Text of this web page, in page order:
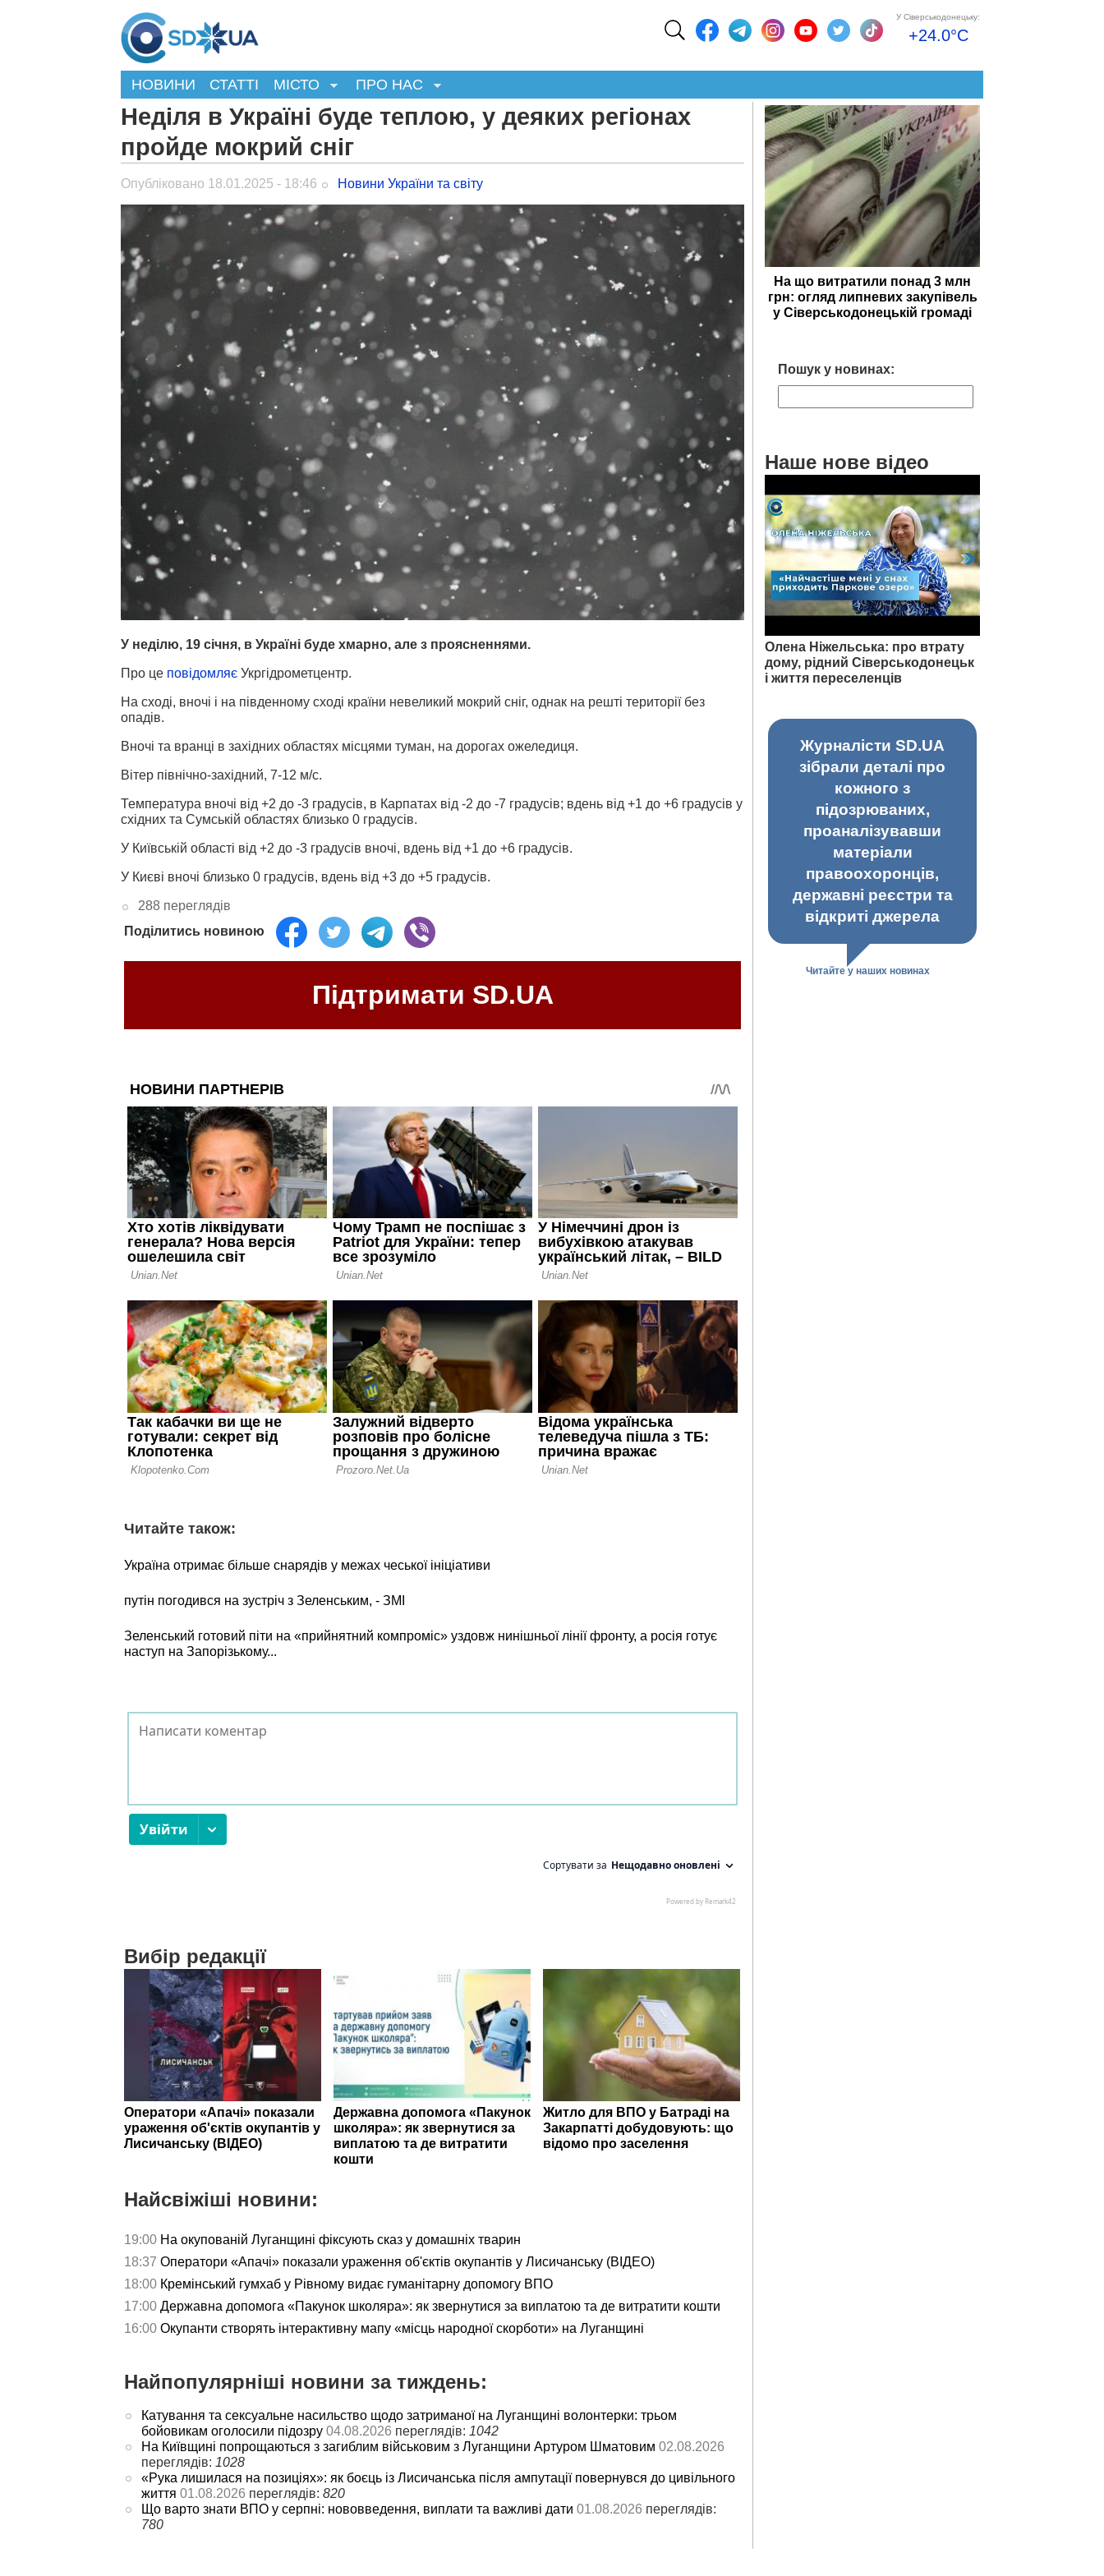
У Сіверськодонецьку:
+24.0°C
НОВИНИ СТАТТІ МІСТО ПРО НАС
Неділя в Україні буде теплою, у деяких регіонах
пройде мокрий сніг
Опубліковано 18.01.2025 - 18:46 Новини України та світу
У неділю, 19 січня, в Україні буде хмарно, але з проясненнями.
Про це повідомляє Укргідрометцентр.
На сході, вночі і на південному сході країни невеликий мокрий сніг, однак на решті території без
опадів.
Вночі та вранці в західних областях місцями туман, на дорогах ожеледиця.
Вітер північно-західний, 7-12 м/с.
Температура вночі від +2 до -3 градусів, в Карпатах від -2 до -7 градусів; вдень від +1 до +6 градусів у
східних та Сумській областях близько 0 градусів.
У Київській області від +2 до -3 градусів вночі, вдень від +1 до +6 градусів.
У Києві вночі близько 0 градусів, вдень від +3 до +5 градусів.
288 переглядів
Поділитись новиною
Підтримати SD.UA
Читайте також:
Україна отримає більше снарядів у межах чеської ініціативи
путін погодився на зустріч з Зеленським, - ЗМІ
Зеленський готовий піти на «прийнятний компроміс» уздовж нинішньої лінії фронту, а росія готує
наступ на Запорізькому...
Вибір редакції
Оператори «Апачі» показали
ураження об'єктів окупантів у
Лисичанську (ВІДЕО)
Державна допомога «Пакунок
школяра»: як звернутися за
виплатою та де витратити
кошти
Житло для ВПО у Батраді на
Закарпатті добудовують: що
відомо про заселення
Найсвіжіші новини:
19:00 На окупованій Луганщині фіксують сказ у домашніх тварин
18:37 Оператори «Апачі» показали ураження об'єктів окупантів у Лисичанську (ВІДЕО)
18:00 Кремінський гумхаб у Рівному видає гуманітарну допомогу ВПО
17:00 Державна допомога «Пакунок школяра»: як звернутися за виплатою та де витратити кошти
16:00 Окупанти створять інтерактивну мапу «місць народної скорботи» на Луганщині
Найпопулярніші новини за тиждень:
Катування та сексуальне насильство щодо затриманої на Луганщині волонтерки: трьом
бойовикам оголосили підозру 04.08.2026 переглядів: 1042
На Київщині попрощаються з загиблим військовим з Луганщини Артуром Шматовим 02.08.2026
переглядів: 1028
«Рука лишилася на позиціях»: як боєць із Лисичанська після ампутації повернувся до цивільного
життя 01.08.2026 переглядів: 820
Що варто знати ВПО у серпні: нововведення, виплати та важливі дати 01.08.2026 переглядів:
780
На що витратили понад 3 млн
грн: огляд липневих закупівель
у Сіверськодонецькій громаді
Пошук у новинах:
Наше нове відео
Олена Ніжельська: про втрату
дому, рідний Сіверськодонецьк
і життя переселенців
Журналісти SD.UA
зібрали деталі про
кожного з
підозрюваних,
проаналізувавши
матеріали
правоохоронців,
державні реєстри та
відкриті джерела
Читайте у наших новинах